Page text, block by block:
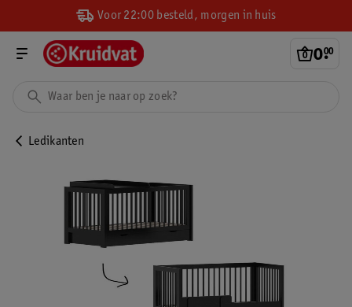
Voor 22:00 besteld, morgen in huis
0.
00
Ledikanten